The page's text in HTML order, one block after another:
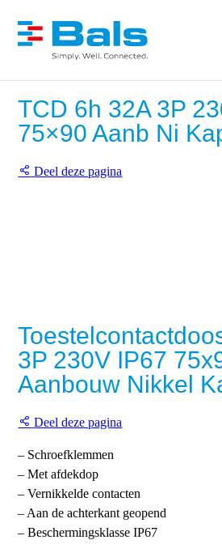
TCD 6h 32A 3P
75×90 Aanb Ni
Deel deze pagina
3P 230V IP67
Aanbouw Nikkel
Deel deze pagina
– Schroefklemmen
– Met afdekdop
– Vernikkelde contacten
– Aan de achterkant geopend
– Beschermingsklasse IP67